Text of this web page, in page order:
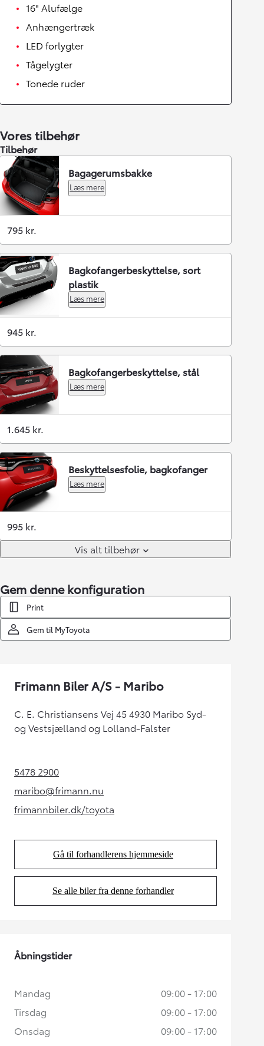
16" Alufælge
Anhængertræk
LED forlygter
Tågelygter
Tonede ruder
Vores tilbehør
Tilbehør
Bagagerumsbakke
Læs mere
795 kr.
Bagkofangerbeskyttelse, sort
plastik
Læs mere
945 kr.
Bagkofangerbeskyttelse, stål
Læs mere
1.645 kr.
Beskyttelsesfolie, bagkofanger
Læs mere
995 kr.
Vis alt tilbehør
Gem denne konfiguration
Print
Gem til MyToyota
Frimann Biler A/S - Maribo
C. E. Christiansens Vej 45 4930 Maribo Syd-
og Vestsjælland og Lolland-Falster
5478 2900(Opens in new tab)
maribo@frimann.nu
(Opens in new tab)
frimannbiler.dk/toyota
(Opens in new tab)
Gå til forhandlerens hjemmeside
(Opens in new tab)
Se alle biler fra denne forhandler
(Opens in new tab)
Åbningstider
Mandag
09:00 - 17:00
Tirsdag
09:00 - 17:00
Onsdag
09:00 - 17:00